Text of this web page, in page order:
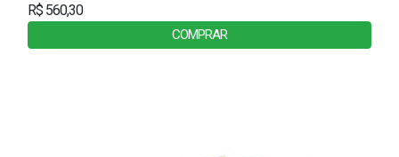
R$ 560,30
COMPRAR